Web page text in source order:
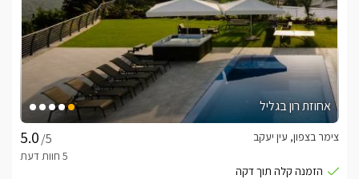
אחוזת רון בגליל
/5
צימר בצפון, עין יעקב